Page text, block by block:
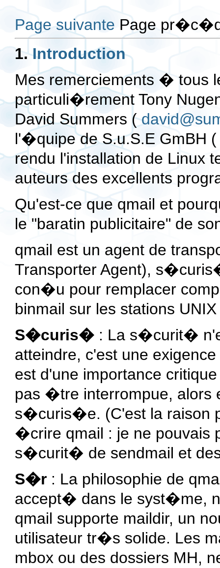
Page suivante Page
1. Introduction
Mes remerciements � tous
particuli�rement Tony
David Summers (
l'�quipe de S.u.S.E GmBH
rendu l'installation de Linux
auteurs des excellents
Qu'est-ce que qmail et
le "baratin publicitaire" de
qmail est un agent de
Transporter Agent),
con�u pour remplacer
binmail sur les stations
S�curis� : La s�curit�
atteindre, c'est une
est d'une importance
pas �tre interrompue,
s�curis�e. (C'est la raison
�crire qmail : je ne pouvais
s�curit� de sendmail et
S�r : La philosophie de
accept� dans le syst�me,
qmail supporte maildir, un
utilisateur tr�s solide. Les
mbox ou des dossiers MH,